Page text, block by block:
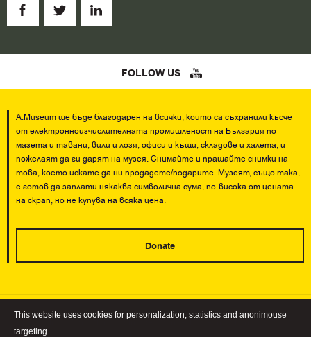
This website uses cookies for personalization, statistics and anonimouse
targeting.
FOLLOW US
A.Museum ще бъде благодарен на всички, които са съхранили късче
от електронноизчислителната промишленост на България по
мазета и тавани, вили и лозя, офиси и къщи, складове и халета, и
пожелаят да ги дарят на музея. Снимайте и пращайте снимки на
това, което искате да ни продадете/подарите. Музеят, също така,
е готов да заплати някаква символична сума, по-висока от цената
на скрап, но не купува на всяка цена.
Donate
When using information and images from A.Museum it is mandatory to